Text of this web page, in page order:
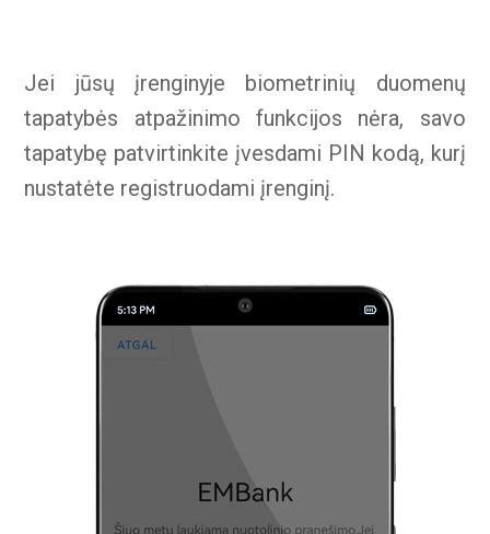
Jei jūsų įrenginyje biometrinių duomenų
tapatybės atpažinimo funkcijos nėra, savo
tapatybę patvirtinkite įvesdami PIN kodą, kurį
nustatėte registruodami įrenginį.